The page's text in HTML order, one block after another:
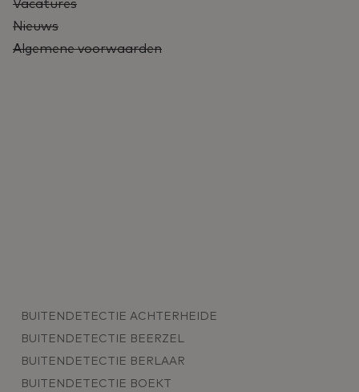
Vacatures
Nieuws
Algemene voorwaarden
BUITENDETECTIE ACHTERHEIDE
BUITENDETECTIE BEERZEL
BUITENDETECTIE BERLAAR
BUITENDETECTIE BOEKT